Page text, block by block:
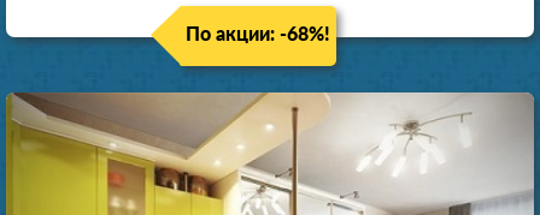
По акции: -68%!